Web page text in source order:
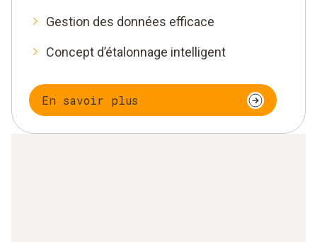
Gestion des données efficace
Concept d’étalonnage intelligent
En savoir plus